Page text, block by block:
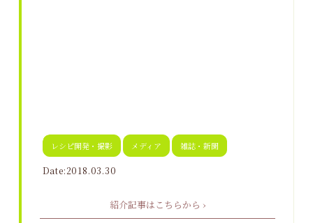
レシピ開発・撮影 メディア 雑誌・新聞
Date:2018.03.30
紹介記事はこちらから ›